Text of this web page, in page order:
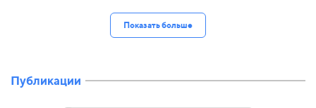
Показать больше
Публикации